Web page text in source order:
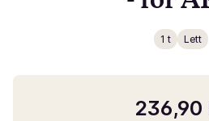
1 t Lett
236,90